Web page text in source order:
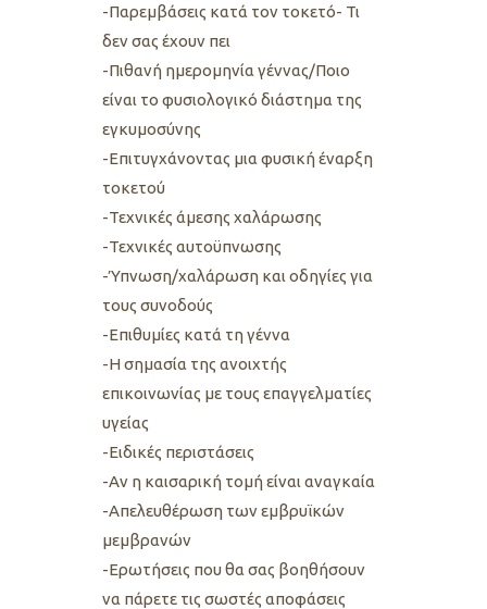
-Παρεμβάσεις κατά τον τοκετό- Τι
δεν σας έχουν πει
-Πιθανή ημερομηνία γέννας/Ποιο
είναι το φυσιολογικό διάστημα της
εγκυμοσύνης
-Επιτυγχάνοντας μια φυσική έναρξη
τοκετού
-Τεχνικές άμεσης χαλάρωσης
-Τεχνικές αυτοϋπνωσης
-Ύπνωση/χαλάρωση και οδηγίες για
τους συνοδούς
-Επιθυμίες κατά τη γέννα
-Η σημασία της ανοιχτής
επικοινωνίας με τους επαγγελματίες
υγείας
-Ειδικές περιστάσεις
-Αν η καισαρική τομή είναι αναγκαία
-Απελευθέρωση των εμβρυϊκών
μεμβρανών
-Ερωτήσεις που θα σας βοηθήσουν
να πάρετε τις σωστές αποφάσεις